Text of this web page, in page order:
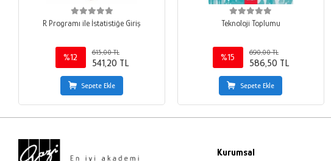
R Programı ile İstatistiğe Giriş
%12
615,00 TL
541,20 TL
Sepete Ekle
Teknoloji Toplumu
%15
690,00 TL
586,50 TL
Sepete Ekle
Kurumsal